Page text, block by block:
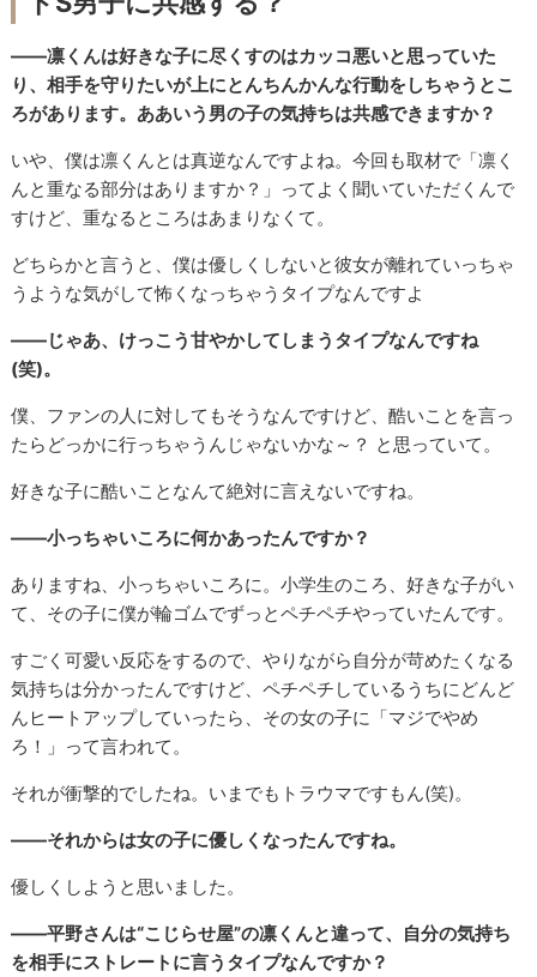
――凛くんは好きな子に尽くすのはカッコ悪いと思っていた
り、相手を守りたいが上にとんちんかんな行動をしちゃうとこ
ろがあります。ああいう男の子の気持ちは共感できますか？
いや、僕は凛くんとは真逆なんですよね。今回も取材で「凛く
んと重なる部分はありますか？」ってよく聞いていただくんで
すけど、重なるところはあまりなくて。
どちらかと言うと、僕は優しくしないと彼女が離れていっちゃ
うような気がして怖くなっちゃうタイプなんですよ
――じゃあ、けっこう甘やかしてしまうタイプなんですね
(笑)。
僕、ファンの人に対してもそうなんですけど、酷いことを言っ
たらどっかに行っちゃうんじゃないかな～？ と思っていて。
好きな子に酷いことなんて絶対に言えないですね。
――小っちゃいころに何かあったんですか？
ありますね、小っちゃいころに。小学生のころ、好きな子がい
て、その子に僕が輪ゴムでずっとペチペチやっていたんです。
すごく可愛い反応をするので、やりながら自分が苛めたくなる
気持ちは分かったんですけど、ペチペチしているうちにどんど
んヒートアップしていったら、その女の子に「マジでやめ
ろ！」って言われて。
それが衝撃的でしたね。いまでもトラウマですもん(笑)。
――それからは女の子に優しくなったんですね。
優しくしようと思いました。
――平野さんは“こじらせ屋”の凛くんと違って、自分の気持ち
を相手にストレートに言うタイプなんですか？